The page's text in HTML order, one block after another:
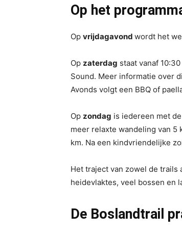
Op het
Op vrijdagavond wordt het
Op zaterdag staat vanaf
Sound. Meer informatie over
Avonds volgt een BBQ of
Op zondag is iedereen met
meer relaxte wandeling van 5
km. Na een kindvriendelijke
Het traject van zowel de trails
heidevlaktes, veel bossen en
De Boslandtrail